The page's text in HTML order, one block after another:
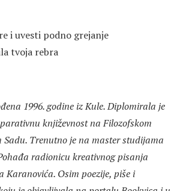
i uvesti podno grejanje
tvoja rebra
1996. godine iz Kule. Diplomirala je
književnost na Filozofskom
Trenutno je na master studijama
radionicu kreativnog pisanja
Karanovića. Osim poezije, piše i